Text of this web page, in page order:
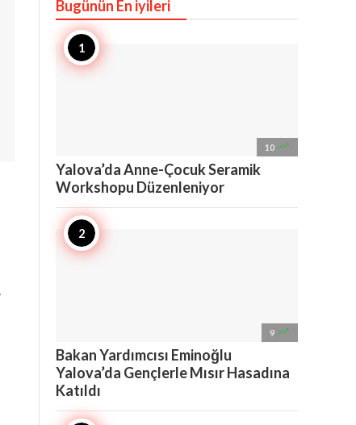
Bugünün En iyileri
10 
Yalova’da Anne-Çocuk Seramik
Workshopu Düzenleniyor
9 
Bakan Yardımcısı Eminoğlu
Yalova’da Gençlerle Mısır Hasadına
Katıldı